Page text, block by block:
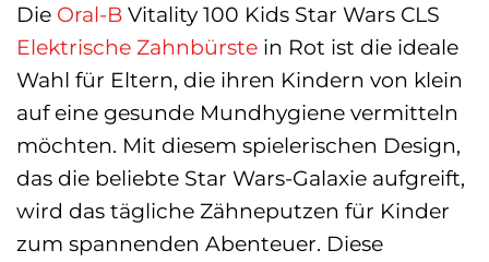
Die Oral-B Vitality 100 Kids Star Wars CLS
Elektrische Zahnbürste in Rot ist die ideale
Wahl für Eltern, die ihren Kindern von klein
auf eine gesunde Mundhygiene vermitteln
möchten. Mit diesem spielerischen Design,
das die beliebte Star Wars-Galaxie aufgreift,
wird das tägliche Zähneputzen für Kinder
zum spannenden Abenteuer. Diese